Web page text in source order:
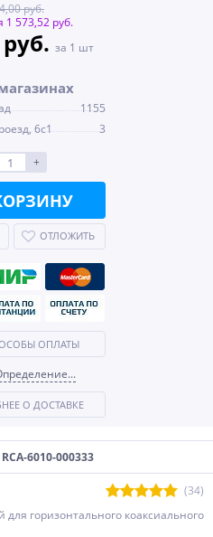
6010-000333
(34)
горизонтального коаксиального
руб.
573,52 руб.
за 1 шт
1155
6с1
3
+
ОТЛОЖИТЬ
ОПЛАТЫ
О ДОСТАВКЕ